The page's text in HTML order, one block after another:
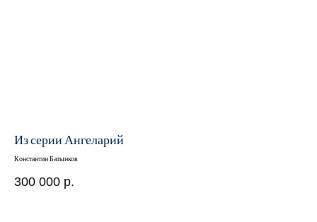
Из серии Ангеларий
Константин Батынков
300 000 р.